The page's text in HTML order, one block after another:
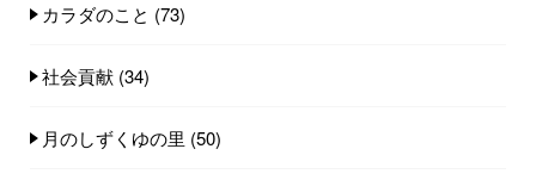
カラダのこと (73)
社会貢献 (34)
月のしずくゆの里 (50)